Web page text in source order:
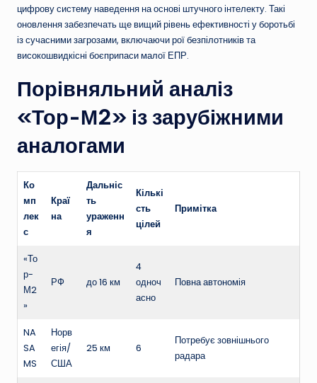
цифрову систему наведення на основі штучного інтелекту. Такі
оновлення забезпечать ще вищий рівень ефективності у боротьбі
із сучасними загрозами, включаючи рої безпілотників та
високошвидкісні боєприпаси малої ЕПР.
Порівняльний аналіз
«Тор-М2» із зарубіжними
аналогами
Ко
мп
лек
с
Краї
на
Дальніс
ть
ураженн
я
Кількі
сть
цілей
Примітка
«То
р-
М2
»
РФ до 16 км
4
одноч
асно
Повна автономія
NA
SA
MS
Норв
егія/
США
25 км 6
Потребує зовнішнього
радара